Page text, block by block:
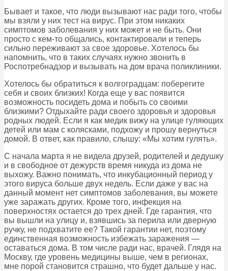
Бывает и такое, что люди вызывают нас ради того, чтобы
мы взяли у них тест на вирус. При этом никаких
симптомов заболевания у них может и не быть. Они
просто с кем-то общались, контактировали и теперь
сильно переживают за свое здоровье. Хотелось бы
напомнить, что в таких случаях нужно звонить в
Роспотребнадзор и вызывать на дом врача поликлиники.
Хотелось бы обратиться к волгоградцам: поберегите
себя и своих близких! Когда еще у вас появится
возможность посидеть дома и побыть со своими
близкими? Отдыхайте ради своего здоровья и здоровья
родных людей. Если я как медик вижу на улице гуляющих
детей или мам с колясками, подхожу и прошу вернуться
домой. В ответ, как правило, слышу: «Мы хотим гулять».
С начала марта я не видела друзей, родителей и дедушку
и в свободное от дежурств время никуда из дома не
выхожу. Важно понимать, что инкубационный период у
этого вируса больше двух недель. Если даже у вас на
данный момент нет симптомов заболевания, вы можете
уже заражать других. Кроме того, инфекция на
поверхностях остается до трех дней. Где гарантия, что
вы вышли на улицу и, взявшись за перила или дверную
ручку, не подхватите ее? Такой гарантии нет, поэтому
единственная возможность избежать заражения —
оставаться дома. В том числе ради нас, врачей. Глядя на
Москву, где уровень медицины выше, чем в регионах,
мне порой становится страшно, что будет дальше у нас.